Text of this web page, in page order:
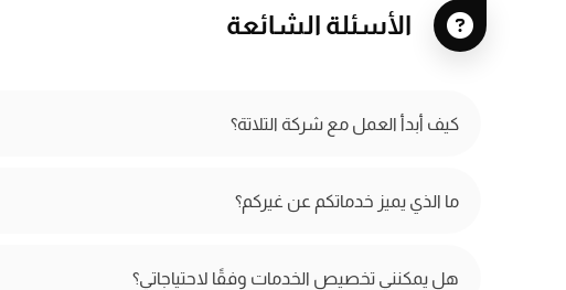
الأسئلة الشائعة
كيف أبدأ العمل مع شركة التلاتة؟
ما الذي يميز خدماتكم عن غيركم؟
هل يمكنني تخصيص الخدمات وفقًا لاحتياجاتي؟